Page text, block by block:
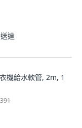
達
機給水軟管, 2m, 1